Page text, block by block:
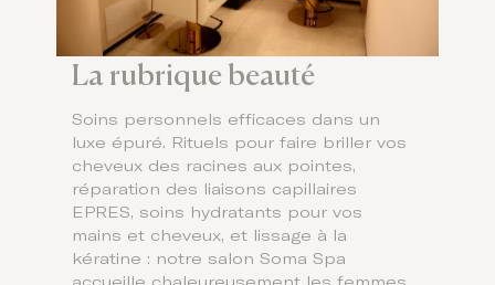
La rubrique beauté
Soins personnels efficaces dans un
luxe épuré. Rituels pour faire briller vos
cheveux des racines aux pointes,
réparation des liaisons capillaires
EPRES, soins hydratants pour vos
mains et cheveux, et lissage à la
kératine : notre salon Soma Spa